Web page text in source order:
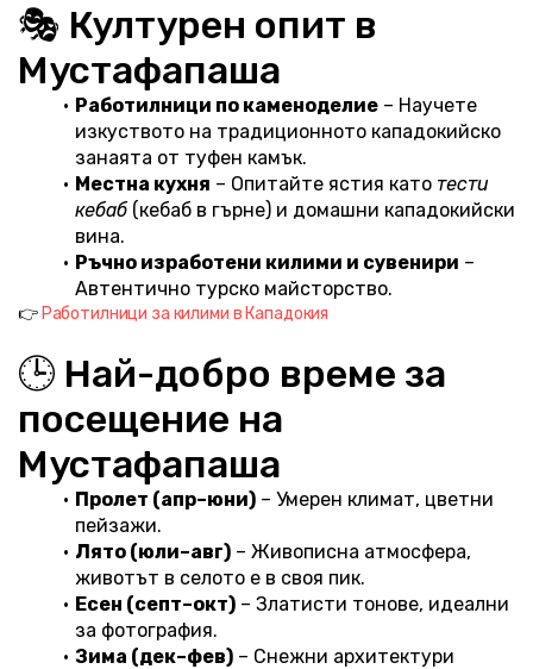
🎭 Културен опит в
Мустафапаша
Работилници по каменоделие – Научете
изкуството на традиционното кападокийско
занаята от туфен камък.
Местна кухня – Опитайте ястия като тести
кебаб (кебаб в гърне) и домашни кападокийски
вина.
Ръчно изработени килими и сувенири –
Автентично турско майсторство.
👉 Работилници за килими в Кападокия
🕒 Най-добро време за
посещение на
Мустафапаша
Пролет (апр–юни) – Умерен климат, цветни
пейзажи.
Лято (юли–авг) – Живописна атмосфера,
животът в селото е в своя пик.
Есен (септ–окт) – Златисти тонове, идеални
за фотография.
Зима (дек–фев) – Снежни архитектури